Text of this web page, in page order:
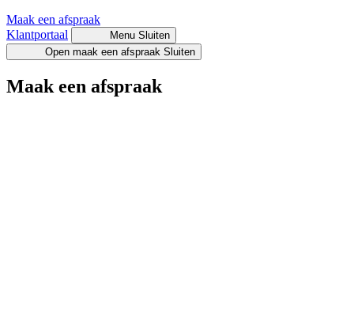
Maak een afspraak
Klantportaal
Menu Sluiten
Open maak een afspraak Sluiten
Maak een afspraak